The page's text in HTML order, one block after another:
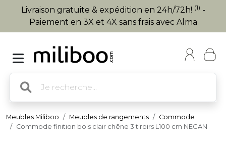
Livraison gratuite & expédition en 24h/72h! (1) -
Paiement en 3X et 4X sans frais avec Alma
Meubles Miliboo Meubles de rangements
Commode
Commode finition bois clair chêne 3 tiroirs L100 cm NEGAN